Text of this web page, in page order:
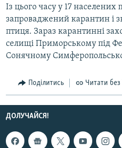
КРИМ РЕАЛІЇ
РУС
УКР
Із цього часу у 17 населених
запроваджений карантин і
птиця. Зараз карантинні
селищі Приморському під
Сонячному
Поділитись Читати без
ДОЛУЧАЙСЯ!